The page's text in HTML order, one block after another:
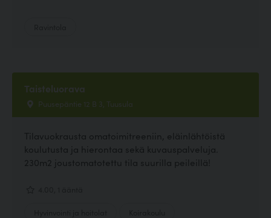
Taisteluorava
Puusepäntie 12 B 3, Tuusula
Tilavuokrausta omatoimitreeniin, eläinlähtöistä
koulutusta ja hierontaa sekä kuvauspalveluja.
230m2 joustomatotettu tila suurilla peileillä!